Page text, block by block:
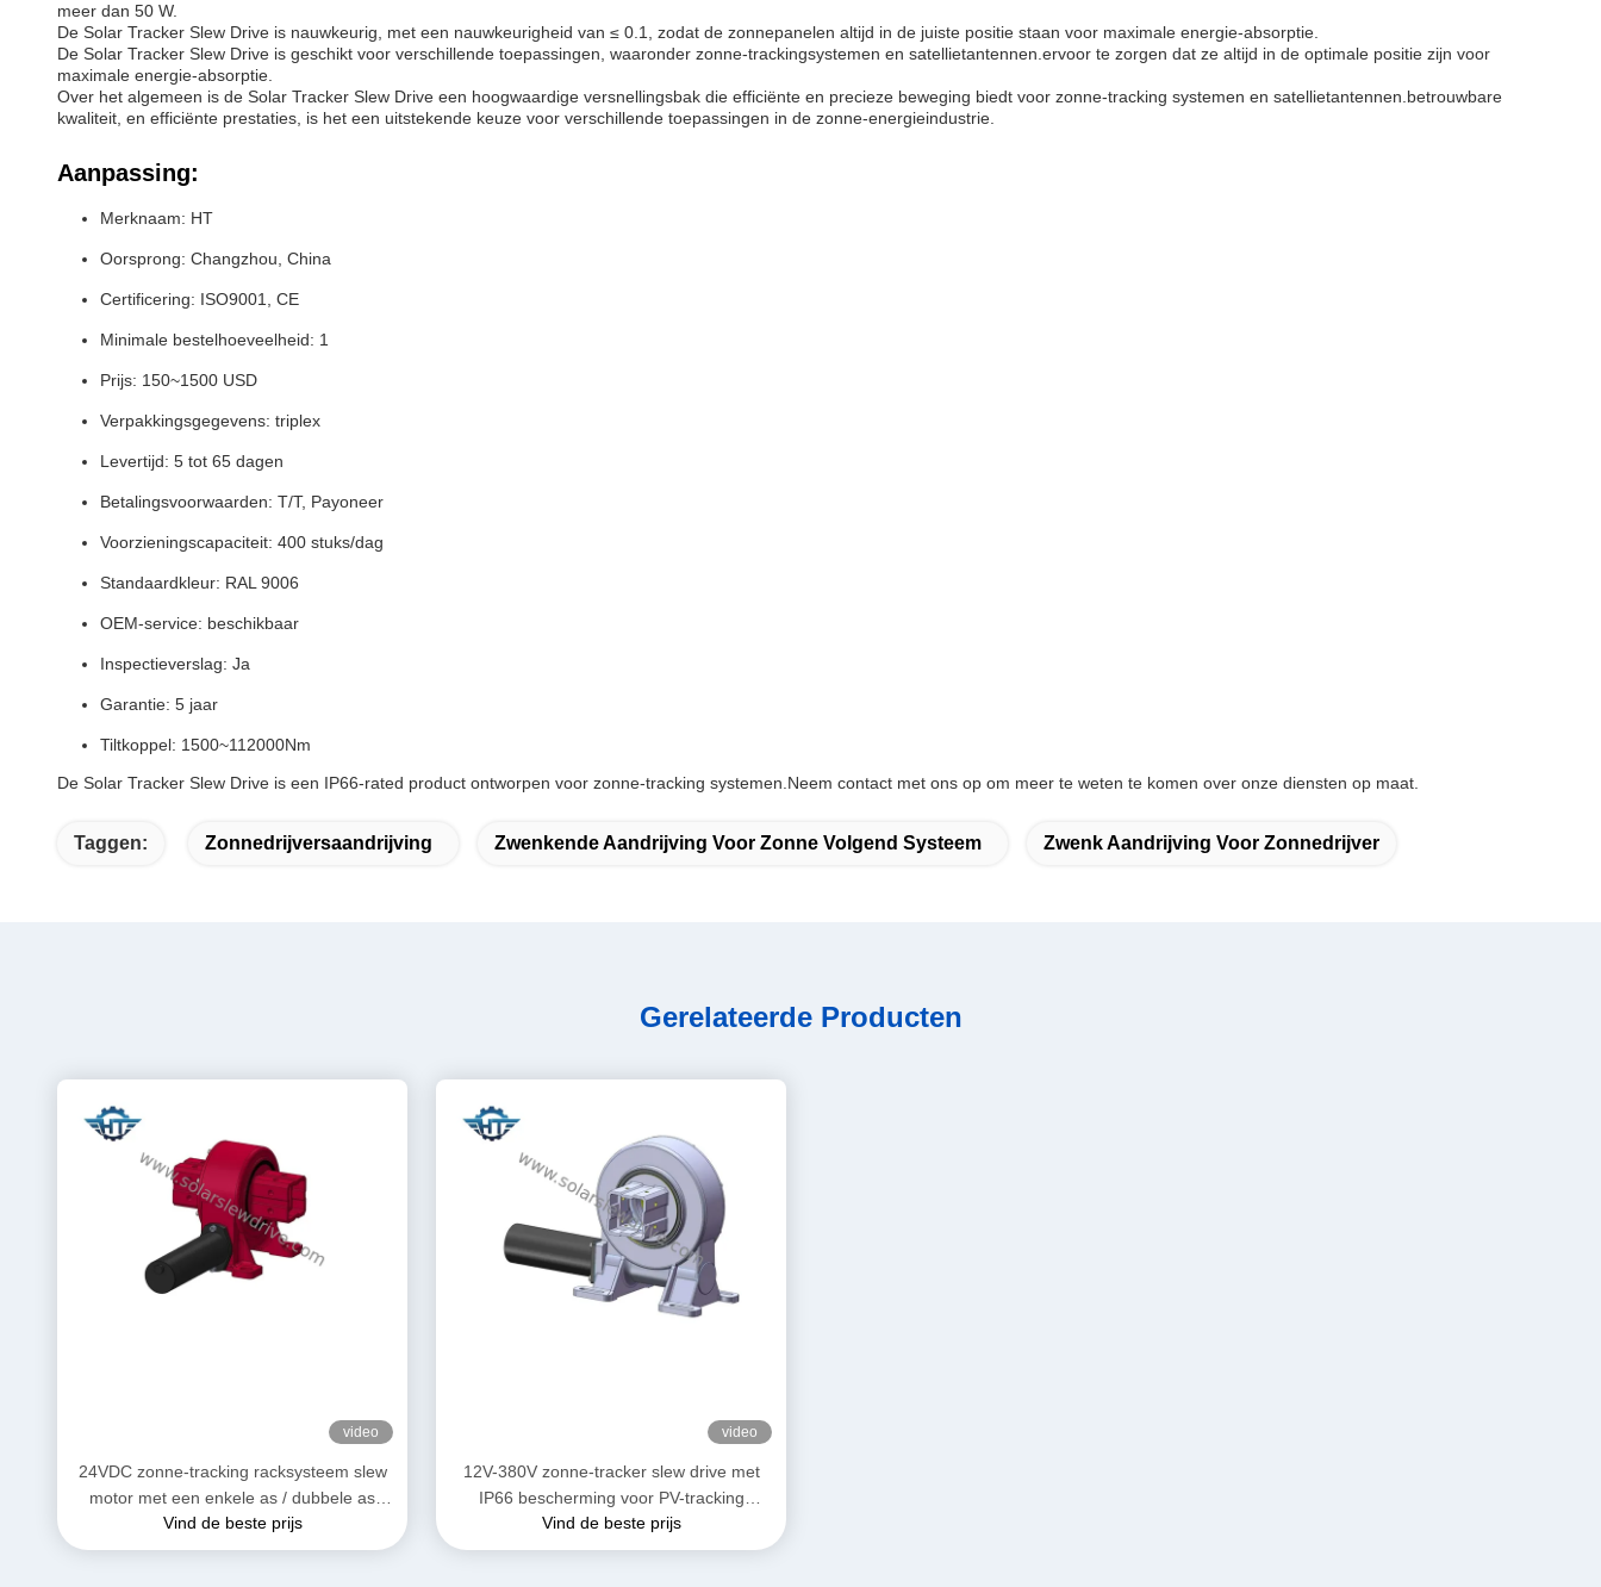
meer dan 50 W.
De Solar Tracker Slew Drive is nauwkeurig, met een nauwkeurigheid van ≤ 0.1, zodat de zonnepanelen altijd in de juiste positie staan voor maximale energie-absorptie.
De Solar Tracker Slew Drive is geschikt voor verschillende toepassingen, waaronder zonne-trackingsystemen en satellietantennen.ervoor te zorgen dat ze altijd in de optimale positie zijn voor
maximale energie-absorptie.
Over het algemeen is de Solar Tracker Slew Drive een hoogwaardige versnellingsbak die efficiënte en precieze beweging biedt voor zonne-tracking systemen en satellietantennen.betrouwbare
kwaliteit, en efficiënte prestaties, is het een uitstekende keuze voor verschillende toepassingen in de zonne-energieindustrie.
Aanpassing:
Merknaam: HT
Oorsprong: Changzhou, China
Certificering: ISO9001, CE
Minimale bestelhoeveelheid: 1
Prijs: 150~1500 USD
Verpakkingsgegevens: triplex
Levertijd: 5 tot 65 dagen
Betalingsvoorwaarden: T/T, Payoneer
Voorzieningscapaciteit: 400 stuks/dag
Standaardkleur: RAL 9006
OEM-service: beschikbaar
Inspectieverslag: Ja
Garantie: 5 jaar
Tiltkoppel: 1500~112000Nm
De Solar Tracker Slew Drive is een IP66-rated product ontworpen voor zonne-tracking systemen.Neem contact met ons op om meer te weten te komen over onze diensten op maat.
Taggen: Zonnedrijversaandrijving Zwenkende Aandrijving Voor Zonne Volgend Systeem Zwenk Aandrijving Voor Zonnedrijver
Gerelateerde Producten
video
24VDC zonne-tracking racksysteem slew
motor met een enkele as / dubbele as
aandrijving
Vind de beste prijs
video
12V-380V zonne-tracker slew drive met
IP66 bescherming voor PV-tracking
systeem
Vind de beste prijs